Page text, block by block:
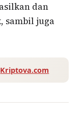
dan
sambil juga
Kriptova.com